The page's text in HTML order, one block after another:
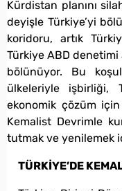
Kürdistan planını
deyişle Türkiye’yi
koridoru, artık
Türkiye ABD
bölünüyor. Bu
ülkeleriyle işbirliği,
ekonomik çözüm için
Kemalist Devrimle
tutmak ve yenilemek
TÜRKİYE’DE